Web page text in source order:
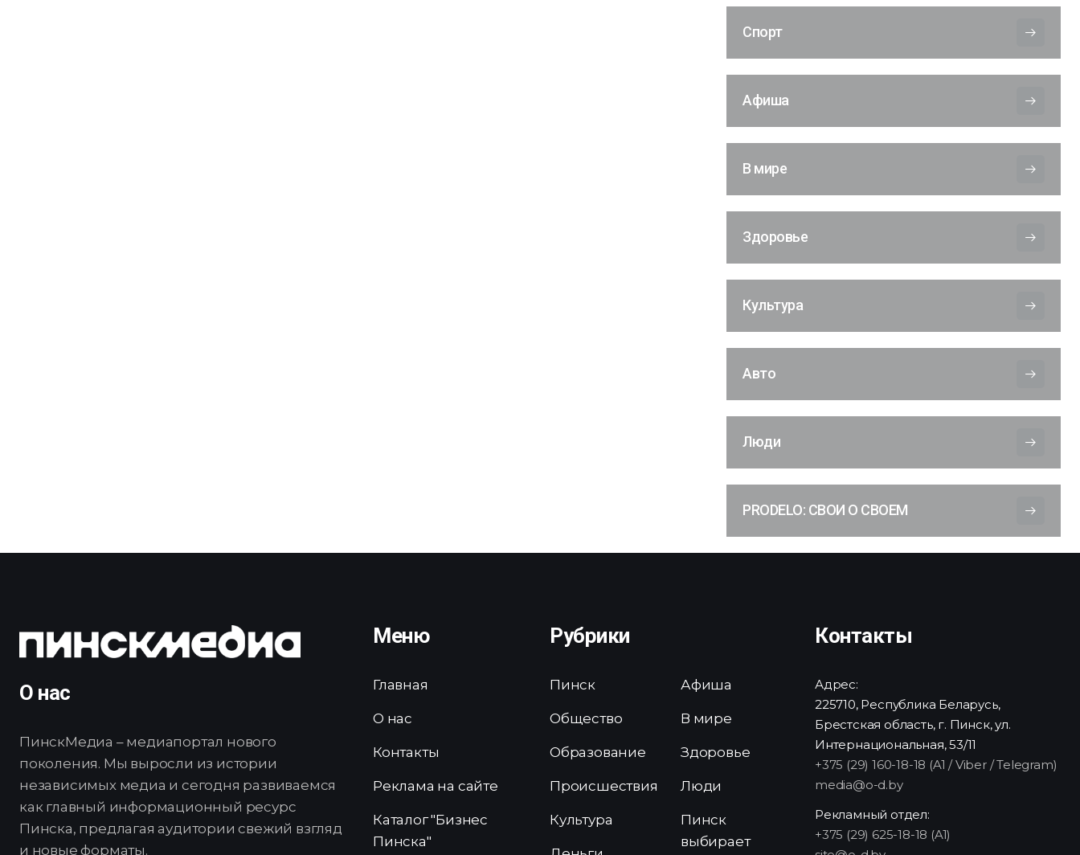
Спорт
Афиша
В мире
Здоровье
Культура
Авто
Люди
PRODELO: СВОИ О СВОЕМ
О нас
ПинскМедиа – медиапортал нового
поколения. Мы выросли из истории
независимых медиа и сегодня развиваемся
как главный информационный ресурс
Пинска, предлагая аудитории свежий взгляд
и новые форматы.
Меню
Главная
О нас
Контакты
Реклама на сайте
Каталог "Бизнес
Пинска"
Рубрики
Пинск
Общество
Образование
Происшествия
Культура
Афиша
В мире
Здоровье
Люди
Пинск
выбирает
Контакты
Адрес:
225710, Республика Беларусь,
Брестская область, г. Пинск, ул.
Интернациональная, 53/11
+375 (29) 160-18-18 (A1 / Viber / Telegram)
media@o-d.by
Рекламный отдел:
+375 (29) 625-18-18 (A1)